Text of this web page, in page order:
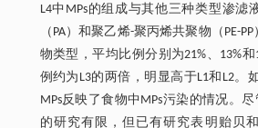
L4中MPs的组成与其他三种类型渗滤
（PA）和聚乙烯-聚丙烯共聚物（PE-
物类型，平均比例分别为21%、13%和
例约为L3的两倍，明显高于L1和L2。
MPs反映了食物中MPs污染的情况。
的研究有限，但已有研究表明贻贝